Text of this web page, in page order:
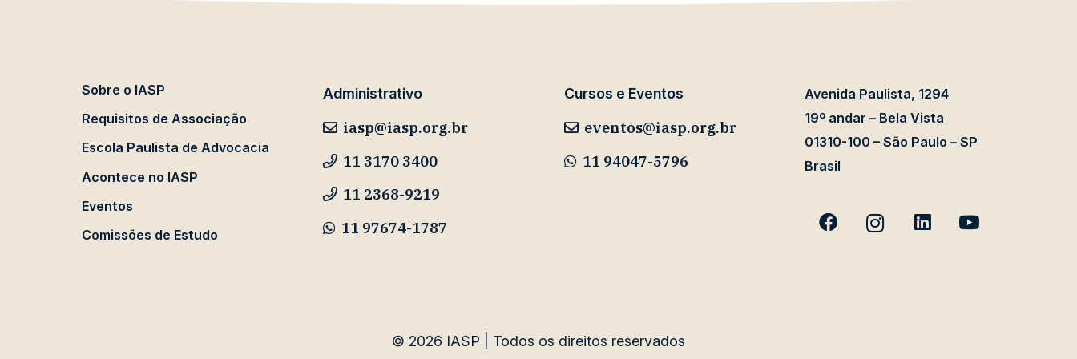
Sobre o IASP
Requisitos de Associação
Escola Paulista de Advocacia
Acontece no IASP
Eventos
Comissões de Estudo
Administrativo
iasp@iasp.org.br
11 3170 3400
11 2368-9219
11 97674-1787
Cursos e Eventos
eventos@iasp.org.br
11 94047-5796
Avenida Paulista, 1294
19º andar – Bela Vista
01310-100 – São Paulo – SP
Brasil
© 2026 IASP | Todos os direitos reservados